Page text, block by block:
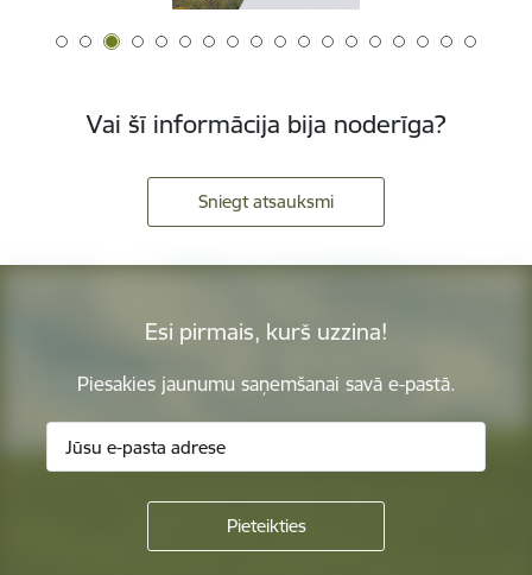
Vai šī informācija bija noderīga?
Sniegt atsauksmi
Esi pirmais, kurš uzzina!
Piesakies jaunumu saņemšanai savā e-pastā.